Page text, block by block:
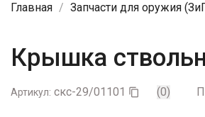
Главная Запчасти для оружия
Крышка
Артикул: скс-29/01101  (0)